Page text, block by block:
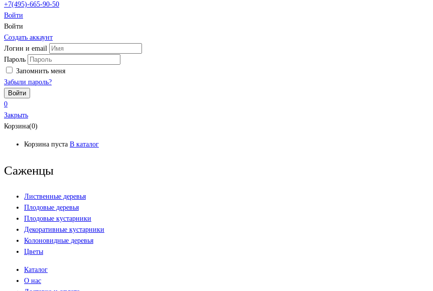
+7(495)-665-90-50
Войти
Войти
Создать аккаунт
Логин и email
Пароль
Запомнить меня
Забыли пароль?
0
Закрыть
Корзина(0)
Корзина пуста В каталог
Саженцы
Лиственные деревья
Плодовые деревья
Плодовые кустарники
Декоративные кустарники
Колоновидные деревья
Цветы
Каталог
О нас